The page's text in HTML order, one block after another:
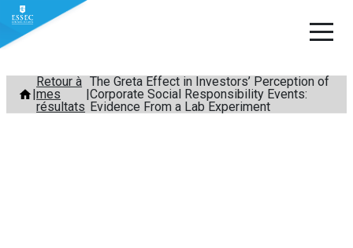
Aller
contenu
Retour à
mes
résultats
The Greta Effect in Investors’ Perception of
Corporate Social Responsibility Events:
Evidence From a Lab Experiment